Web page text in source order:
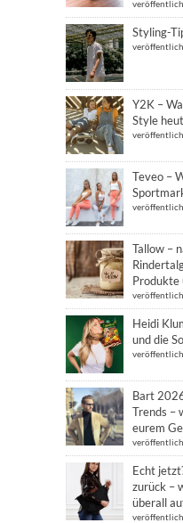
Styling-
Y2K –
Style
Teveo –
Tallow –
Heidi
und die
Bart
Trends –
eurem
Echt
zurück –
überall